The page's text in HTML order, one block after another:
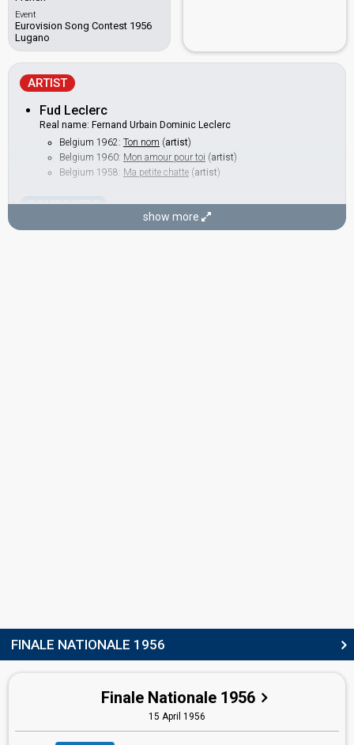
Event
Eurovision Song Contest 1956
Lugano
ARTIST
Fud Leclerc
Real name: Fernand Urbain Dominic Leclerc
Belgium 1962: Ton nom (artist)
Belgium 1960: Mon amour pour toi (artist)
Belgium 1958: Ma petite chatte (artist)
COMPOSERS
Jack Say
Raymond Colbert
show more
FINALE NATIONALE 1956
Finale Nationale 1956
15 April 1956